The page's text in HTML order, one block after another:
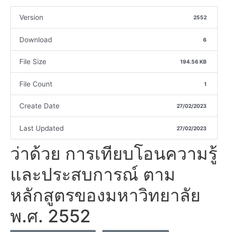
Version 2552
Download 6
File Size 194.56 KB
File Count 1
Create Date 27/02/2023
Last Updated 27/02/2023
ว่าด้วย การเทียบโอนความรู้
และประสบการณ์ ตาม
หลักสูตรของมหาวิทยาลัย
พ.ศ. 2552